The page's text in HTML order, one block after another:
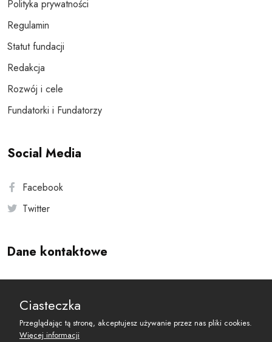
Polityka prywatności
Regulamin
Statut fundacji
Redakcja
Rozwój i cele
Fundatorki i Fundatorzy
Social Media
Facebook
Twitter
Dane kontaktowe
reset@resetobywatelski.pl
Ciasteczka
Przeglądając tą stronę, akceptujesz używanie przez nas pliki cookies.
Więcej informacji